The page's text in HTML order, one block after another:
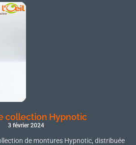
collection Hypnotic
3 février 2024
de montures Hypnotic, distribuée